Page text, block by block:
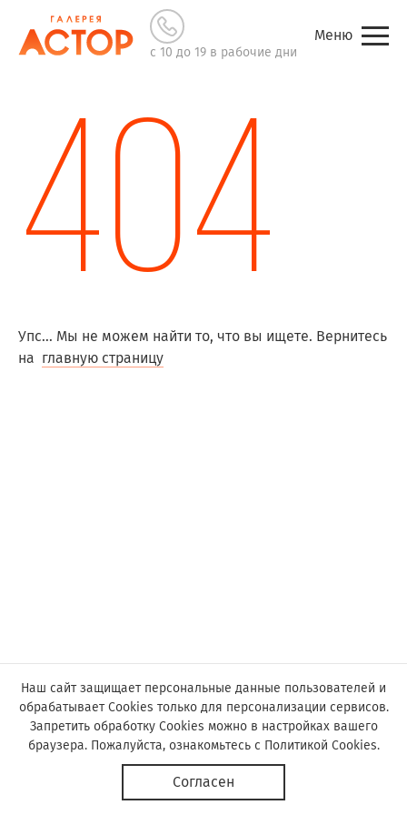
с 10 до 19 в рабочие дни
Меню
404
Упс... Мы не можем найти то, что вы ищете. Вернитесь
на главную страницу
Наш сайт защищает персональные данные пользователей и
обрабатывает Cookies только для персонализации сервисов.
Запретить обработку Cookies можно в настройках вашего
браузера. Пожалуйста, ознакомьтесь с Политикой Cookies.
Согласен